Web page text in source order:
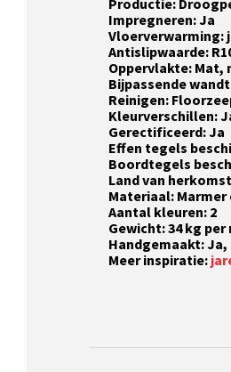
Impregneren: Ja
Vloerverwarming:
Antislipwaarde:
Oppervlakte: Mat,
Bijpassende
Reinigen:
Kleurverschillen:
Gerectificeerd: Ja
Effen tegels
Boordtegels
Land van
Materiaal:
Aantal kleuren: 2
Gewicht: 34 kg per
Handgemaakt:
Meer inspiratie: